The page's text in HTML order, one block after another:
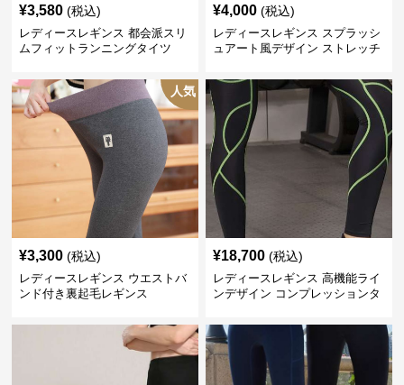
¥3,580 (税込)
レディースレギンス 都会派スリ
ムフィットランニングタイツ
¥4,000 (税込)
レディースレギンス スプラッシ
ュアート風デザイン ストレッチ
人気
¥3,300 (税込)
レディースレギンス ウエストバ
ンド付き裏起毛レギンス
¥18,700 (税込)
レディースレギンス 高機能ライ
ンデザイン コンプレッションタ